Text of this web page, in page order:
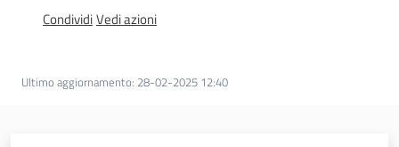
CondividiVedi azioni
Ultimo aggiornamento: 28-02-2025 12:40